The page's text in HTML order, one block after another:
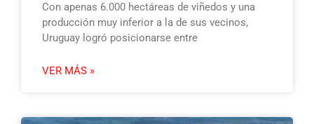
Con apenas 6.000 hectáreas de viñedos y una
producción muy inferior a la de sus vecinos,
Uruguay logró posicionarse entre
VER MÁS »